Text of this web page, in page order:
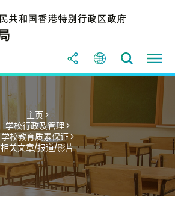
主页 >
学校行政及管理 >
学校教育质素保证 >
相关文章/报道/影片